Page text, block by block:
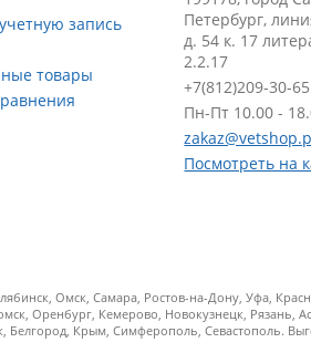
запись
товары
Петербург,
д. 54 к. 17
2.2.17
+7(812)209-30-65
Пн-Пт 10.00 -
Посмотреть на
Омск, Самара, Ростов-на-Дону, Уфа,
Оренбург, Кемерово, Новокузнецк, Рязань,
Белгород, Крым, Симферополь, Севастополь.